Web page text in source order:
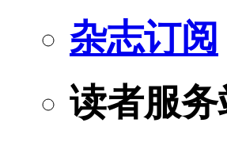
杂志订阅
读者服务